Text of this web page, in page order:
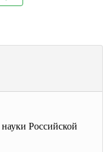
Российской